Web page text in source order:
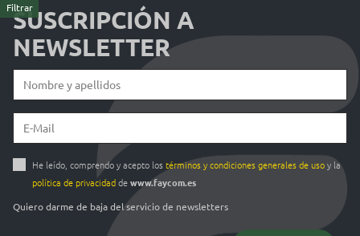
SUSCRIPCIÓN A
NEWSLETTER
He leído, comprendo y acepto los términos y condiciones generales de usoy la
política de privacidaddewww.faycom.es
Quiero darme de baja del servicio de newsletters
Filtrar